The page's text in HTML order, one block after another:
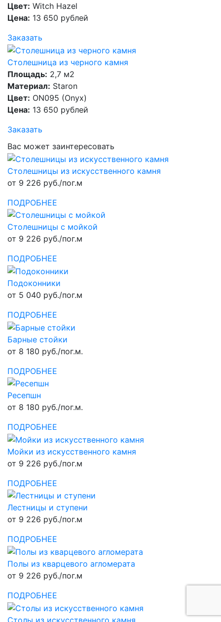
Цвет: Witch Hazel
Цена: 13 650 рублей
Заказать
Столешница из черного камня
Площадь: 2,7 м2
Материал: Staron
Цвет: ON095 (Onyx)
Цена: 13 650 рублей
Заказать
Вас может заинтересовать
Столешницы из искусственного камня
от 9 226 руб./пог.м
ПОДРОБНЕЕ
Столешницы с мойкой
от 9 226 руб./пог.м
ПОДРОБНЕЕ
Подоконники
от 5 040 руб./пог.м
ПОДРОБНЕЕ
Барные стойки
от 8 180 руб./пог.м.
ПОДРОБНЕЕ
Ресепшн
от 8 180 руб./пог.м.
ПОДРОБНЕЕ
Мойки из искусственного камня
от 9 226 руб./пог.м
ПОДРОБНЕЕ
Лестницы и ступени
от 9 226 руб./пог.м
ПОДРОБНЕЕ
Полы из кварцевого агломерата
от 9 226 руб./пог.м
ПОДРОБНЕЕ
Столы из искусственного камня